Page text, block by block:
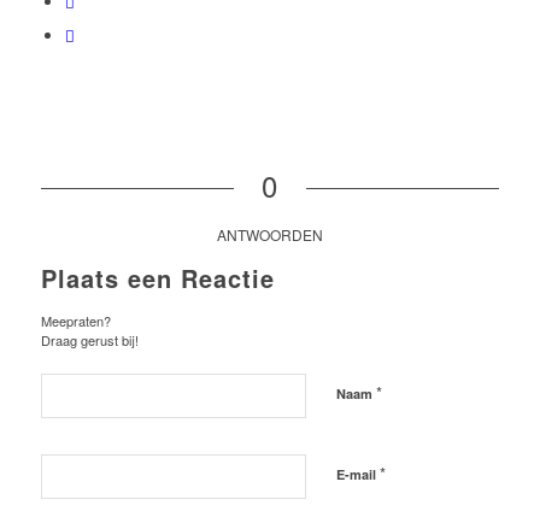
0
ANTWOORDEN
Plaats een Reactie
Meepraten?
Draag gerust bij!
Naam *
E-mail *